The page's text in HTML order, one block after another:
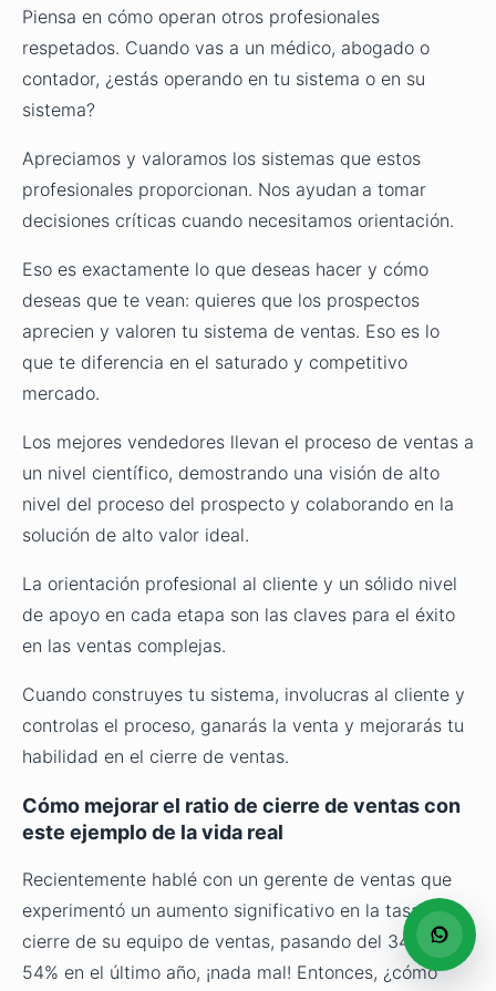
Piensa en cómo operan otros profesionales
respetados. Cuando vas a un médico, abogado o
contador, ¿estás operando en tu sistema o en su
sistema?
Apreciamos y valoramos los sistemas que estos
profesionales proporcionan. Nos ayudan a tomar
decisiones críticas cuando necesitamos orientación.
Eso es exactamente lo que deseas hacer y cómo
deseas que te vean: quieres que los prospectos
aprecien y valoren tu sistema de ventas. Eso es lo
que te diferencia en el saturado y competitivo
mercado.
Los mejores vendedores llevan el proceso de ventas a
un nivel científico, demostrando una visión de alto
nivel del proceso del prospecto y colaborando en la
solución de alto valor ideal.
La orientación profesional al cliente y un sólido nivel
de apoyo en cada etapa son las claves para el éxito
en las ventas complejas.
Cuando construyes tu sistema, involucras al cliente y
controlas el proceso, ganarás la venta y mejorarás tu
habilidad en el cierre de ventas.
Cómo mejorar el ratio de cierre de ventas con
este ejemplo de la vida real
Recientemente hablé con un gerente de ventas que
experimentó un aumento significativo en la tasa de
cierre de su equipo de ventas, pasando del 34% al
54% en el último año, ¡nada mal! Entonces, ¿cómo